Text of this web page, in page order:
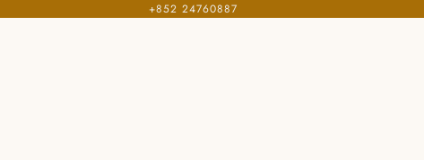
+852 24760887